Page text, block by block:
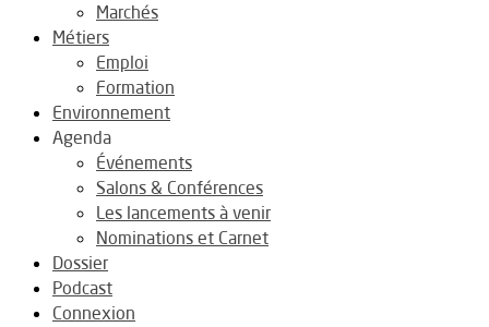
Marchés
Métiers
Emploi
Formation
Environnement
Agenda
Événements
Salons & Conférences
Les lancements à venir
Nominations et Carnet
Dossier
Podcast
Connexion